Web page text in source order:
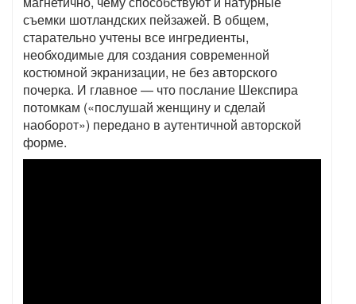
съемки шотландских пейзажей. В общем,
старательно учтены все ингредиенты,
необходимые для создания современной
костюмной экранизации, не без авторского
почерка. И главное — что послание Шекспира
потомкам («послушай женщину и сделай
наоборот») передано в аутентичной авторской
форме.